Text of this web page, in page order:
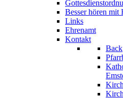
Besser hören mit
Links
Ehrenamt
Kontakt
Back